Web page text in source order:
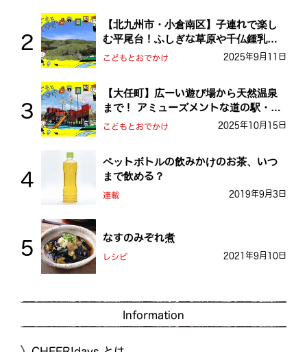
【北九州市・小倉南区】子連れで楽し
む平尾台！ふしぎな草原や千仏鍾乳洞
を探検しよう！
こどもとおでかけ 2025年9月11日
【大任町】広ーい遊び場から天然温泉
まで！ アミューズメントな道の駅・お
おとう桜街道
こどもとおでかけ 2025年10月15日
ペットボトルの飲みかけのお茶、いつ
まで飲める？
連載 2019年9月3日
なすのみぞれ煮
レシピ 2021年9月10日
Information